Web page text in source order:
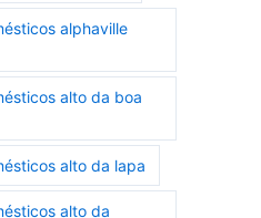
alphaville
alto da boa
alto da lapa
alto da